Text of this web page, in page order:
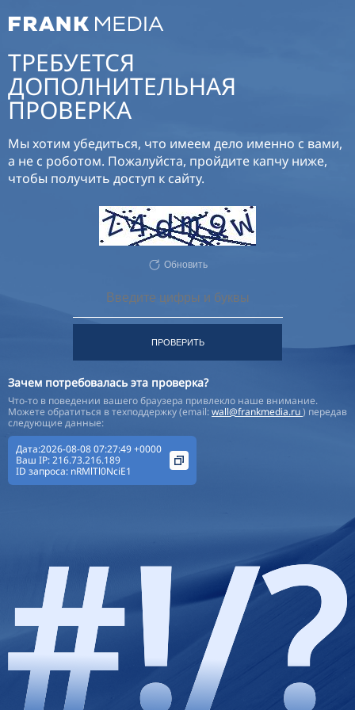
ТРЕБУЕТСЯ
ДОПОЛНИТЕЛЬНАЯ
ПРОВЕРКА
Мы хотим убедиться, что имеем дело именно с вами,
а не с роботом. Пожалуйста, пройдите капчу ниже,
чтобы получить доступ к сайту.
Обновить
ПРОВЕРИТЬ
Зачем потребовалась эта проверка?
Что-то в поведении вашего браузера привлекло наше внимание.
Можете обратиться в техподдержку (email:wall@frankmedia.ru) передав
следующие данные:
Дата:2026-08-08 07:27:49 +0000
Ваш IP:216.73.216.189
ID запроса: nRMlTl0NciE1